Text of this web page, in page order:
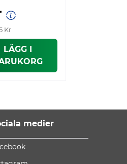
Kr
LÄGG I
medier